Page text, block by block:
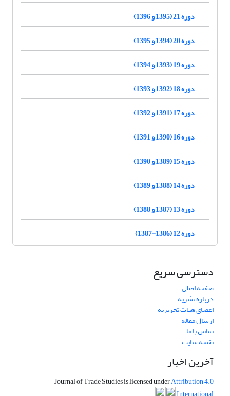
دوره 21 (1395 و 1396)
دوره 20 (1394 و 1395)
دوره 19 (1393 و 1394)
دوره 18 (1392 و 1393)
دوره 17 (1391 و 1392)
دوره 16 (1390 و 1391)
دوره 15 (1389 و 1390)
دوره 14 (1388 و 1389)
دوره 13 (1387 و 1388)
دوره 12 (1386-1387)
دسترسی سریع
صفحه اصلی
درباره نشریه
اعضای هیات تحریریه
ارسال مقاله
تماس با ما
نقشه سایت
آخرین اخبار
Journal of Trade Studies is licensed underAttribution 4.0